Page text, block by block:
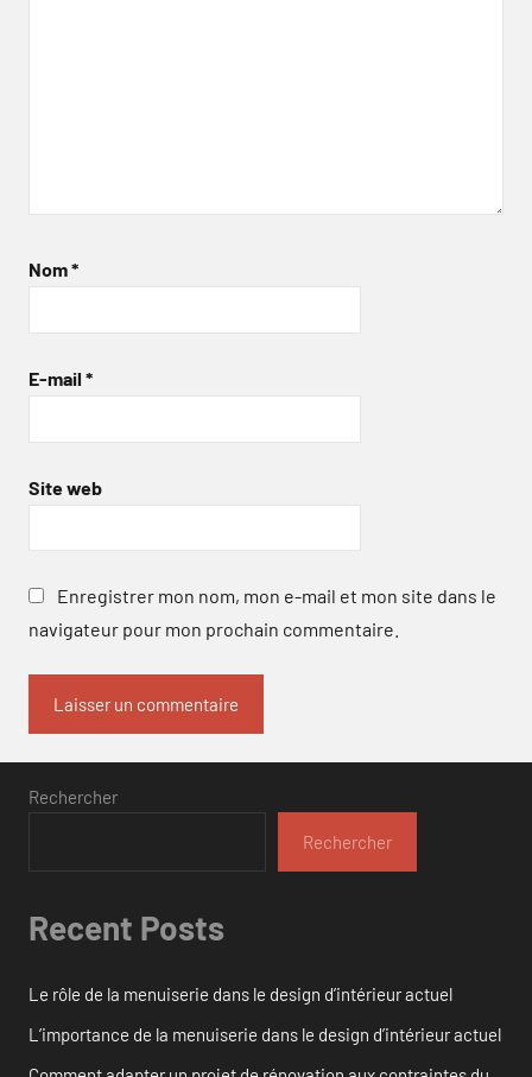
Nom*
E-mail *
Site web
Enregistrer mon nom, mon e-mail et mon site dans le
navigateur pour mon prochain commentaire.
Rechercher
Rechercher
Recent Posts
Le rôle de la menuiserie dans le design d’intérieur actuel
L’importance de la menuiserie dans le design d’intérieur actuel